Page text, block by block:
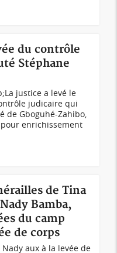
du contrôle
Stéphane
justice a levé le
judicaire qui
de Gboguhé-Zahibo,
enrichissement
de Tina
Bamba,
du camp
de corps
aux à la levée de